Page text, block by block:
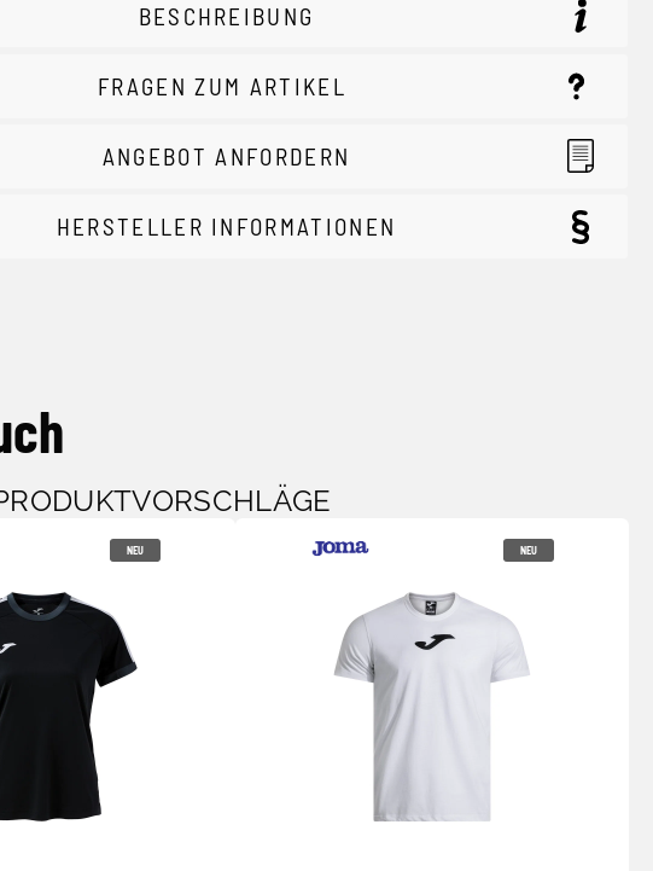
BESCHREIBUNG
FRAGEN ZUM ARTIKEL
ANGEBOT ANFORDERN
HERSTELLER INFORMATIONEN
NEU NEU